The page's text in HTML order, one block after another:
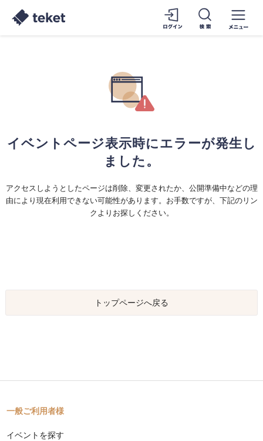
イベントページ表示時にエラーが発生し
ました。
アクセスしようとしたページは削除、変更されたか、公開準備中などの理
由により現在利用できない可能性があります。お手数ですが、下記のリン
クよりお探しください。
トップページへ戻る
一般ご利用者様
イベントを探す